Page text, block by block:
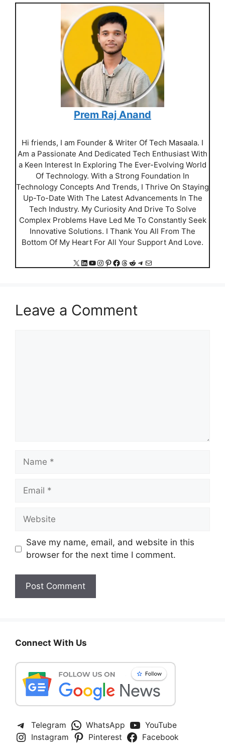
Prem Raj Anand
Hi friends, I am Founder & Writer Of Tech Masaala. I
Am a Passionate And Dedicated Tech Enthusiast With
a Keen Interest In Exploring The Ever-Evolving World
Of Technology. With a Strong Foundation In
Technology Concepts And Trends, I Thrive On Staying
Up-To-Date With The Latest Advancements In The
Tech Industry. My Curiosity And Drive To Solve
Complex Problems Have Led Me To Constantly Seek
Innovative Solutions. I Thank You All From The
Bottom Of My Heart For All Your Support And Love.
X LinkedIn YouTube Instagram Pinterest Facebook Threads Reddit Telegram Mail
Leave a Comment
Name
Email
Website
Save my name, email, and website in this
browser for the next time I comment.
Connect With Us
Telegram WhatsApp
YouTube
Instagram
Pinterest Facebook